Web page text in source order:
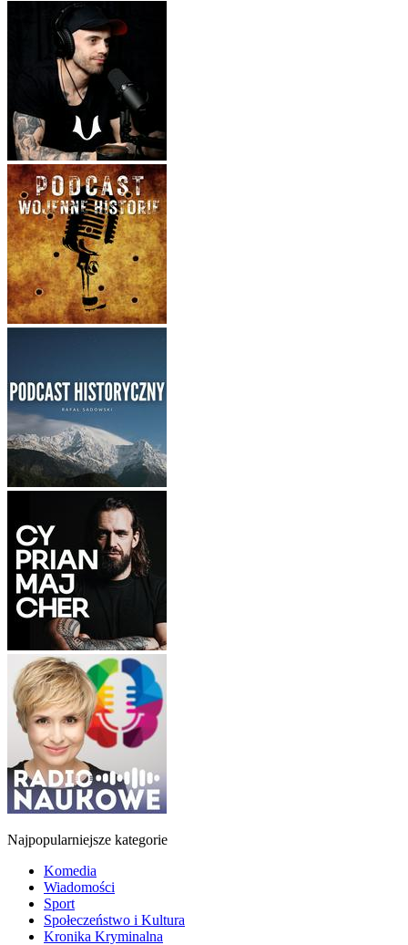
Najpopularniejsze kategorie
Komedia
Wiadomości
Sport
Społeczeństwo i Kultura
Kronika Kryminalna